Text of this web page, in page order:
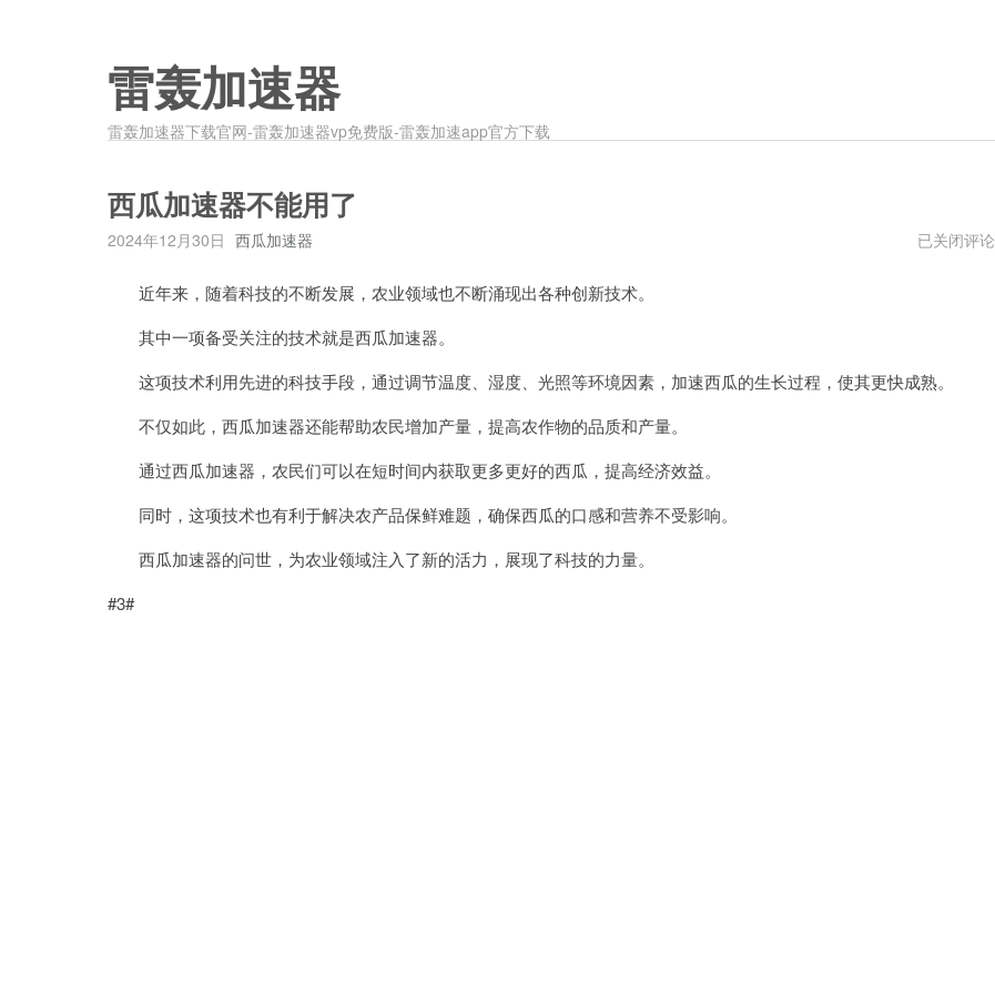
雷轰加速器
雷轰加速器下载官网-雷轰加速器vp免费版-雷轰加速app官方下载
西瓜加速器不能用了
2024年12月30日 西瓜加速器
西
了
已关闭评论
近年来，随着科技的不断发展，农业领域也不断涌现出各种创新技术。
其中一项备受关注的技术就是西瓜加速器。
这项技术利用先进的科技手段，通过调节温度、湿度、光照等环境因素，加速西瓜的生长过程，使其更快成熟。
不仅如此，西瓜加速器还能帮助农民增加产量，提高农作物的品质和产量。
通过西瓜加速器，农民们可以在短时间内获取更多更好的西瓜，提高经济效益。
同时，这项技术也有利于解决农产品保鲜难题，确保西瓜的口感和营养不受影响。
西瓜加速器的问世，为农业领域注入了新的活力，展现了科技的力量。
#3#